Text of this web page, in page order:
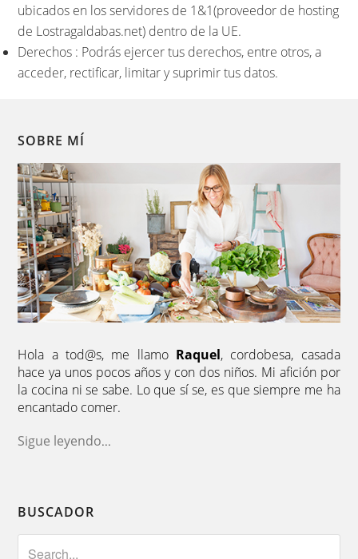
ubicados en los servidores de 1&1(proveedor de hosting
de Lostragaldabas.net) dentro de la UE.
Derechos : Podrás ejercer tus derechos, entre otros, a
acceder, rectificar, limitar y suprimir tus datos.
SOBRE MÍ
Hola a tod@s, me llamo Raquel, cordobesa, casada
hace ya unos pocos años y con dos niños. Mi afición por
la cocina ni se sabe. Lo que sí se, es que siempre me ha
encantado comer.
Sigue leyendo...
BUSCADOR